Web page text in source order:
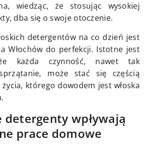
wiedząc, że stosując wysokiej
dba się o swoje otoczenie.
detergentów na co dzień jest
Włochów do perfekcji. Istotne jest
każda czynność, nawet tak
może stać się częścią
którego dowodem jest włoska
detergenty wpływają
prace domowe